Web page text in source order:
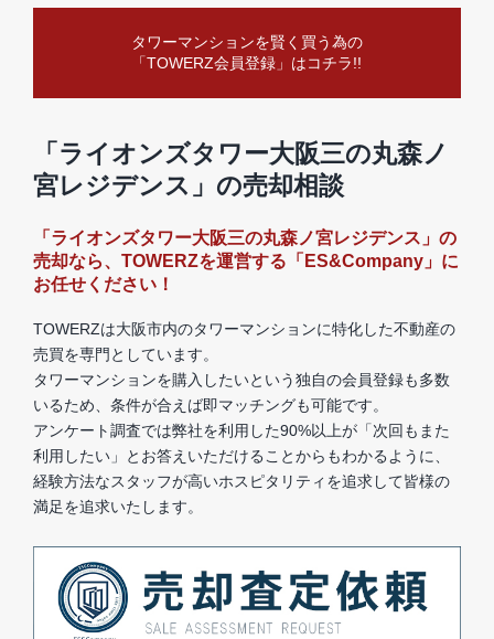
タワーマンションを賢く買う為の
「TOWERZ会員登録」はコチラ!!
「ライオンズタワー大阪三の丸森ノ
宮レジデンス」の売却相談
「ライオンズタワー大阪三の丸森ノ宮レジデンス」の
売却なら、TOWERZを運営する「ES&Company」に
お任せください！
TOWERZは大阪市内のタワーマンションに特化した不動産の
売買を専門としています。
タワーマンションを購入したいという独自の会員登録も多数
いるため、条件が合えば即マッチングも可能です。
アンケート調査では弊社を利用した90%以上が「次回もまた
利用したい」とお答えいただけることからもわかるように、
経験方法なスタッフが高いホスピタリティを追求して皆様の
満足を追求いたします。